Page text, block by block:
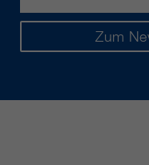
Zum